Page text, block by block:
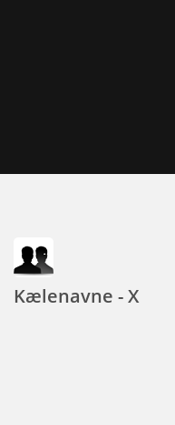
Kælenavne - X